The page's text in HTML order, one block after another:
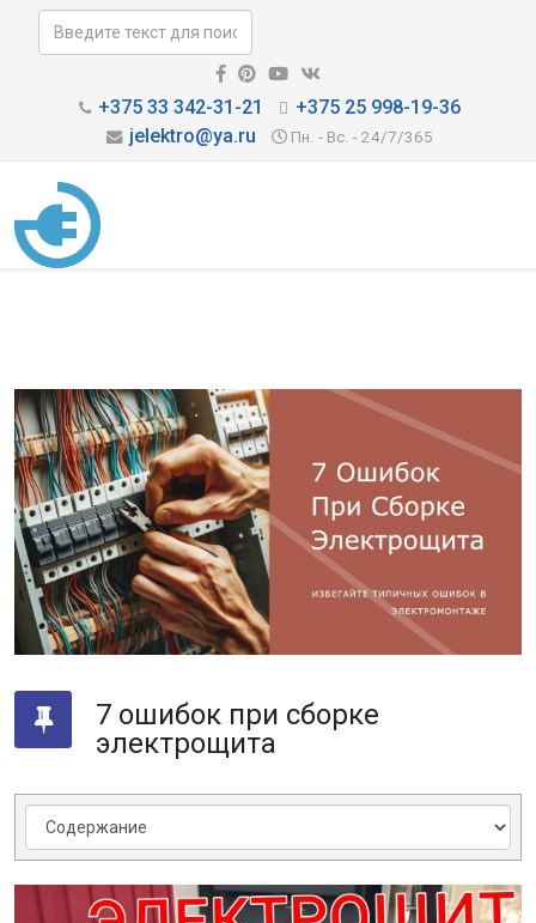
+375 33 342-31-21
+375 25 998-19-36
jelektro@ya.ru
Пн. - Вс. - 24/7/365
7 ошибок при сборке
электрощита